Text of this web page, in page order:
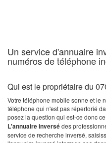
Un service d'annuaire
numéros de téléphone
Qui est le propriétaire du
Votre téléphone mobile sonne et le
téléphone qui n'est pas répertorié
posez la question qui est-ce donc
L'annuaire inversédes
service de recherche inversé,